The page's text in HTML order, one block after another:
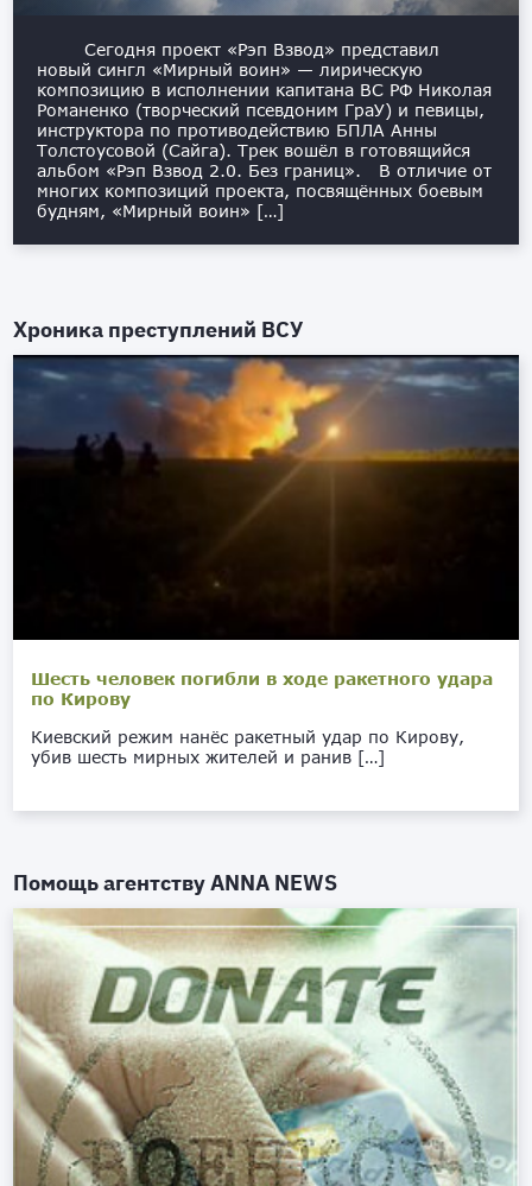
Сегодня проект «Рэп Взвод» представил
новый сингл «Мирный воин» — лирическую
композицию в исполнении капитана ВС РФ Николая
Романенко (творческий псевдоним ГраУ) и певицы,
инструктора по противодействию БПЛА Анны
Толстоусовой (Сайга). Трек вошёл в готовящийся
альбом «Рэп Взвод 2.0. Без границ». В отличие от
многих композиций проекта, посвящённых боевым
будням, «Мирный воин» […]
Хроника преступлений ВСУ
Шесть человек погибли в ходе ракетного удара
по Кирову
Киевский режим нанёс ракетный удар по Кирову,
убив шесть мирных жителей и ранив […]
Помощь агентствуANNA NEWS